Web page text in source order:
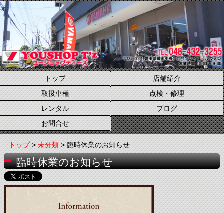
トップ
店舗紹介
取扱車種
点検・修理
レンタル
ブログ
お問合せ
トップ>未分類> 臨時休業のお知らせ
臨時休業のお知らせ